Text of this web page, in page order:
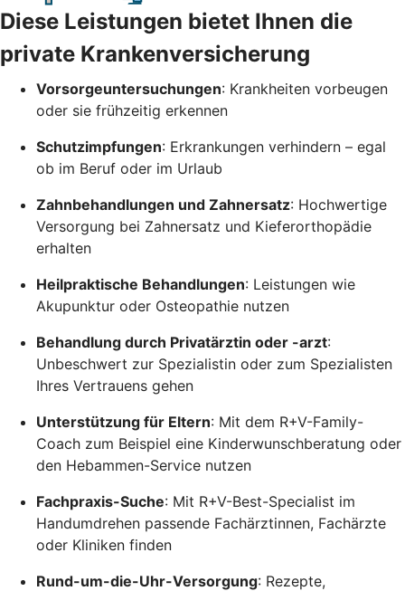
Diese Leistungen bietet Ihnen die
private Krankenversicherung
Vorsorgeuntersuchungen: Krankheiten vorbeugen
oder sie frühzeitig erkennen
Schutzimpfungen: Erkrankungen verhindern – egal
ob im Beruf oder im Urlaub
Zahnbehandlungen und Zahnersatz: Hochwertige
Versorgung bei Zahnersatz und Kieferorthopädie
erhalten
Heilpraktische Behandlungen: Leistungen wie
Akupunktur oder Osteopathie nutzen
Behandlung durch Privatärztin oder -arzt:
Unbeschwert zur Spezialistin oder zum Spezialisten
Ihres Vertrauens gehen
Unterstützung für Eltern: Mit dem R+V-Family-
Coach zum Beispiel eine Kinderwunschberatung oder
den Hebammen-Service nutzen
Fachpraxis-Suche: Mit R+V-Best-Specialist im
Handumdrehen passende Fachärztinnen, Fachärzte
oder Kliniken finden
Rund-um-die-Uhr-Versorgung: Rezepte,